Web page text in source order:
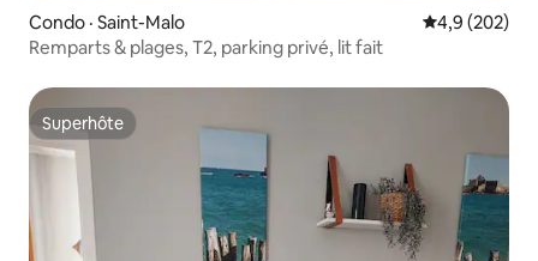
Condo · Saint-Malo Note
4,9 (202)
Remparts & plages, T2, parking privé, lit fait
Superhôte
Superhôte